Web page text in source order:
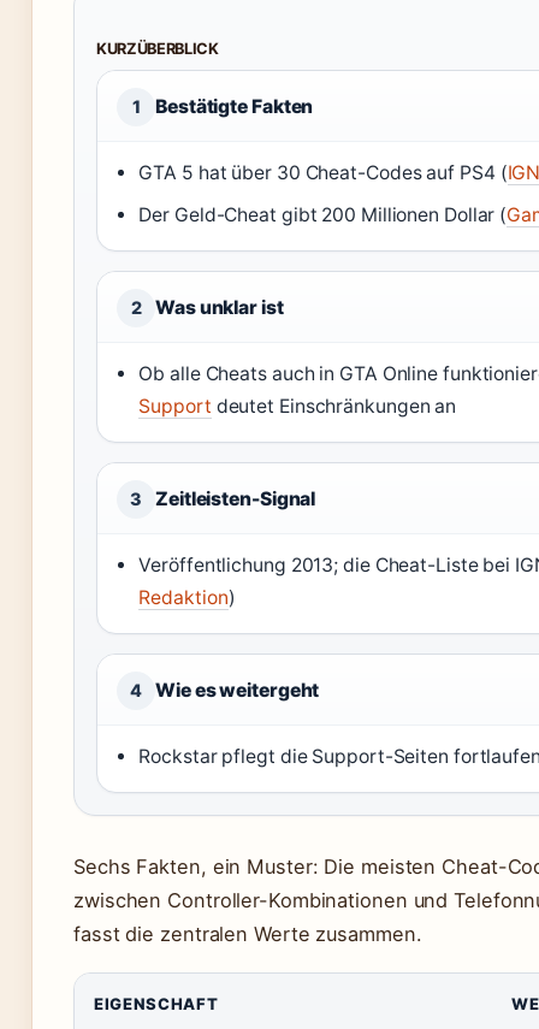
KURZÜBERBLICK
1 Bestätigte Fakten
GTA 5 hat über 30 Cheat-Codes auf PS4 (
Der Geld-Cheat gibt 200 Millionen Dollar (
2 Was unklar ist
Ob alle Cheats auch in GTA Online
Support deutet Einschränkungen an
3 Zeitleisten-Signal
Veröffentlichung 2013; die Cheat-Liste bei
Redaktion)
4 Wie es weitergeht
Rockstar pflegt die Support-Seiten
Sechs Fakten, ein Muster: Die meisten Cheat-
zwischen Controller-Kombinationen und
fasst die zentralen Werte zusammen.
EIGENSCHAFT